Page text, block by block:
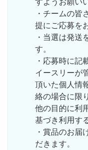
すようお願い
・チームの皆
提にご応募を
・当選は発送
す。
・応募時に記
イースリーが
頂いた個人情
絡の場合に限
他の目的に利
基づき利用す
・賞品のお届
だきます。